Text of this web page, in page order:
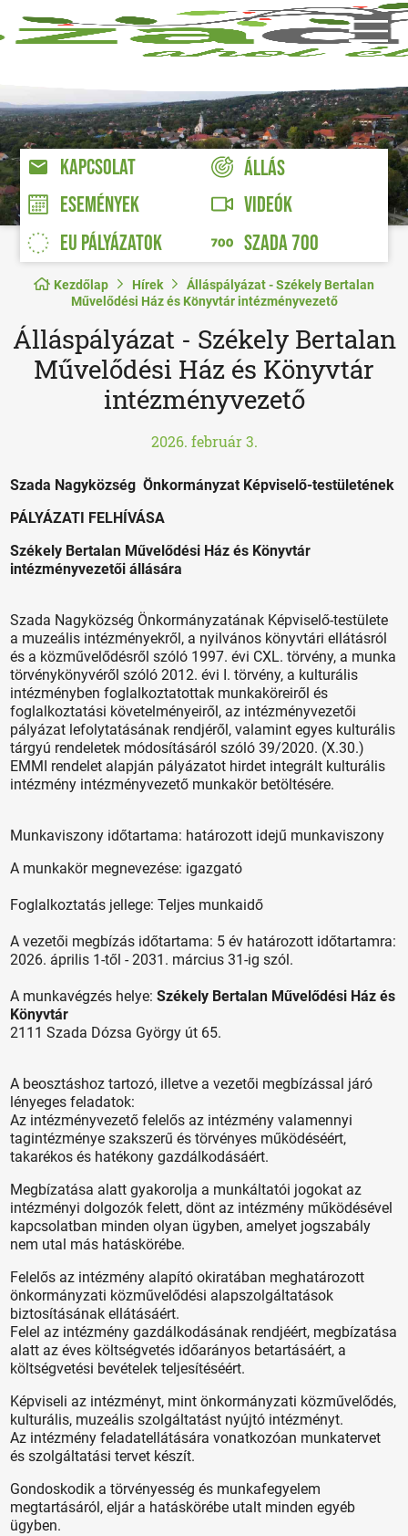
KAPCSOLAT
ÁLLÁS
ESEMÉNYEK
VIDEÓK
EU PÁLYÁZATOK
SZADA 700
Kezdőlap Hírek
Álláspályázat - Székely Bertalan
Művelődési Ház és Könyvtár intézményvezető
Álláspályázat - Székely Bertalan
Művelődési Ház és Könyvtár
intézményvezető
2026. február 3.
Szada Nagyközség Önkormányzat Képviselő-testületének
PÁLYÁZATI FELHÍVÁSA
Székely Bertalan Művelődési Ház és Könyvtár
intézményvezetői állására
Szada Nagyközség Önkormányzatának Képviselő-testülete
a muzeális intézményekről, a nyilvános könyvtári ellátásról
és a közművelődésről szóló 1997. évi CXL. törvény, a munka
törvénykönyvéről szóló 2012. évi I. törvény, a kulturális
intézményben foglalkoztatottak munkaköreiről és
foglalkoztatási követelményeiről, az intézményvezetői
pályázat lefolytatásának rendjéről, valamint egyes kulturális
tárgyú rendeletek módosításáról szóló 39/2020. (X.30.)
EMMI rendelet alapján pályázatot hirdet integrált kulturális
intézmény intézményvezető munkakör betöltésére.
Munkaviszony időtartama: határozott idejű munkaviszony
A munkakör megnevezése: igazgató
Foglalkoztatás jellege: Teljes munkaidő
A vezetői megbízás időtartama: 5 év határozott időtartamra:
2026. április 1-től - 2031. március 31-ig szól.
A munkavégzés helye:Székely Bertalan Művelődési Ház és
Könyvtár
2111 Szada Dózsa György út 65.
A beosztáshoz tartozó, illetve a vezetői megbízással járó
lényeges feladatok:
Az intézményvezető felelős az intézmény valamennyi
tagintézménye szakszerű és törvényes működéséért,
takarékos és hatékony gazdálkodásáért.
Megbízatása alatt gyakorolja a munkáltatói jogokat az
intézményi dolgozók felett, dönt az intézmény működésével
kapcsolatban minden olyan ügyben, amelyet jogszabály
nem utal más hatáskörébe.
Felelős az intézmény alapító okiratában meghatározott
önkormányzati közművelődési alapszolgáltatások
biztosításának ellátásáért.
Felel az intézmény gazdálkodásának rendjéért, megbízatása
alatt az éves költségvetés időarányos betartásáért, a
költségvetési bevételek teljesítéséért.
Képviseli az intézményt, mint önkormányzati közművelődés,
kulturális, muzeális szolgáltatást nyújtó intézményt.
Az intézmény feladatellátására vonatkozóan munkatervet
és szolgáltatási tervet készít.
Gondoskodik a törvényesség és munkafegyelem
megtartásáról, eljár a hatáskörébe utalt minden egyéb
ügyben.